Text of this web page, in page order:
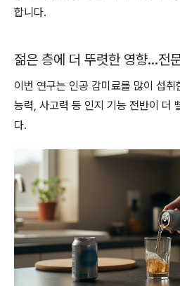
합니다.
젊은 층에 더 뚜렷한 영향…전
이번 연구는 인공 감미료를 많이 섭
능력, 사고력 등 인지 기능 전반이 더
다.